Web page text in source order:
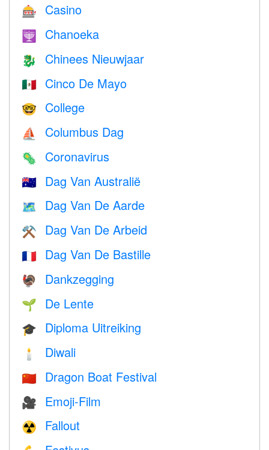
🎰 Casino
🕎 Chanoeka
🐉 Chinees Nieuwjaar
🇲🇽 Cinco De Mayo
🤓 College
⛵️ Columbus Dag
🦠 Coronavirus
🇦🇺 Dag Van Australië
🗺️ Dag Van De Aarde
⚒️ Dag Van De Arbeid
🇫🇷 Dag Van De Bastille
🦃 Dankzegging
🌱 De Lente
🎓 Diploma Uitreiking
🕯 Diwali
🇨🇳 Dragon Boat Festival
🎥 Emoji-Film
☢️ Fallout